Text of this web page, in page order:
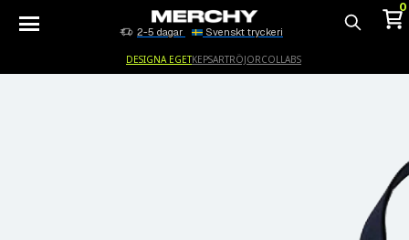
2-5 dagar Svenskt tryckeri
0
DESIGNA EGETKEPSARTRÖJORCOLLABS